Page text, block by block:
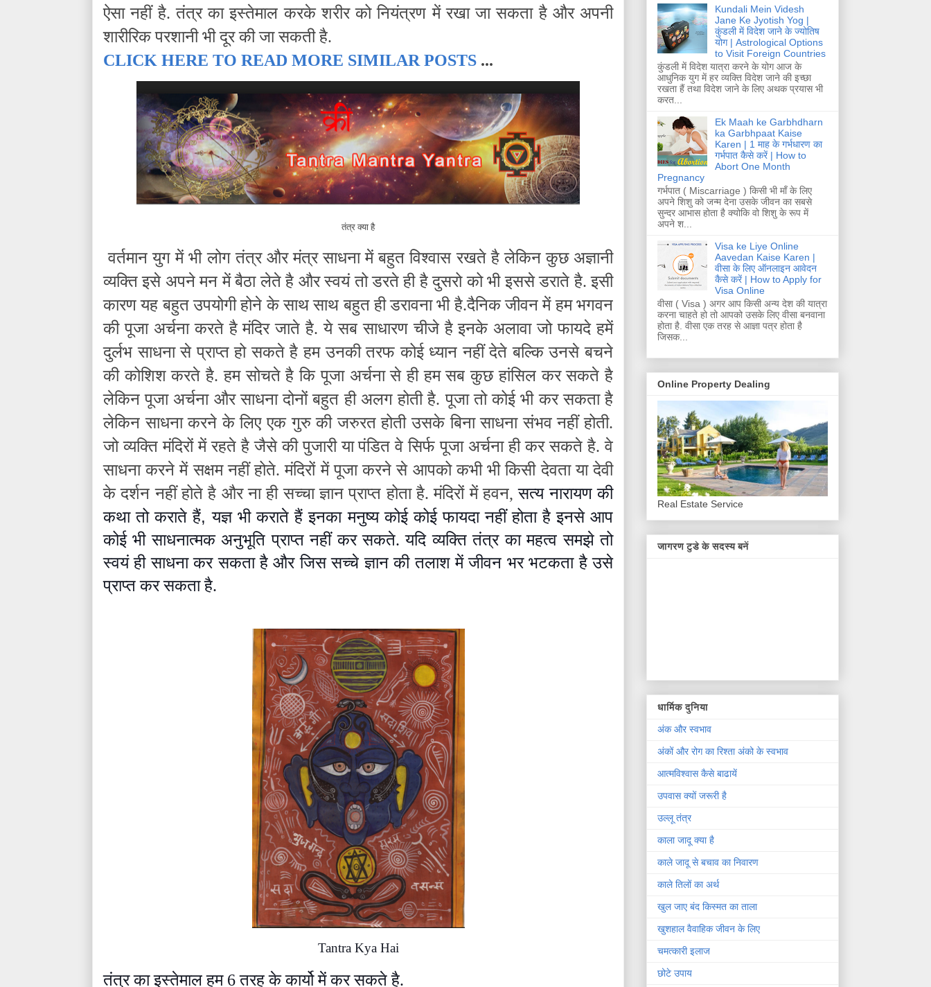
ऐसा नहीं है. तंत्र का इस्तेमाल करके शरीर को नियंत्रण में रखा जा सकता है और अपनी
शारीरिक परशानी भी दूर की जा सकती है.
CLICK HERE TO READ MORE SIMILAR POSTS ...
तंत्र क्या है
वर्तमान युग में भी लोग तंत्र और मंत्र साधना में बहुत विश्वास रखते है लेकिन कुछ अज्ञानी
व्यक्ति इसे अपने मन में बैठा लेते है और स्वयं तो डरते ही है दुसरो को भी इससे डराते है. इसी
कारण यह बहुत उपयोगी होने के साथ साथ बहुत ही डरावना भी है.दैनिक जीवन में हम भगवन
की पूजा अर्चना करते है मंदिर जाते है. ये सब साधारण चीजे है इनके अलावा जो फायदे हमें
दुर्लभ साधना से प्राप्त हो सकते है हम उनकी तरफ कोई ध्यान नहीं देते बल्कि उनसे बचने
की कोशिश करते है. हम सोचते है कि पूजा अर्चना से ही हम सब कुछ हांसिल कर सकते है
लेकिन पूजा अर्चना और साधना दोनों बहुत ही अलग होती है. पूजा तो कोई भी कर सकता है
लेकिन साधना करने के लिए एक गुरु की जरुरत होती उसके बिना साधना संभव नहीं होती.
जो व्यक्ति मंदिरों में रहते है जैसे की पुजारी या पंडित वे सिर्फ पूजा अर्चना ही कर सकते है. वे
साधना करने में सक्षम नहीं होते. मंदिरों में पूजा करने से आपको कभी भी किसी देवता या देवी
के दर्शन नहीं होते है और ना ही सच्चा ज्ञान प्राप्त होता है. मंदिरों में हवन,सत्यनारायण की
कथा तो कराते हैं,यज्ञ भी कराते हैं इनका मनुष्य कोई कोई फायदा नहीं होता है इनसे आप
कोई भी साधनात्मक अनुभूति प्राप्त नहीं कर सकते. यदि व्यक्ति तंत्र का महत्व समझे तो
स्वयं ही साधना कर सकता है और जिस सच्चे ज्ञान की तलाश में जीवन भर भटकता है उसे
प्राप्त कर सकता है.
Tantra Kya Hai
तंत्र का इस्तेमाल हम 6 तरह के कार्यो में कर सकते है.
Kundali Mein Videsh
Jane Ke Jyotish Yog |
कुंडली में विदेश जाने के ज्योतिष
योग | Astrological Options
to Visit Foreign Countries
कुंडली में विदेश यात्रा करने के योग आज के
आधुनिक युग में हर व्यक्ति विदेश जाने की इच्छा
रखता हैं तथा विदेश जाने के लिए अथक प्रयास भी
करत...
Ek Maah ke Garbhdharn
ka Garbhpaat Kaise
Karen | 1 माह के गर्भधारण का
गर्भपात कैसे करें | How to
Abort One Month
Pregnancy
गर्भपात ( Miscarriage ) किसी भी माँ के लिए
अपने शिशु को जन्म देना उसके जीवन का सबसे
सुन्दर आभास होता है क्योकि वो शिशु के रूप में
अपने श...
Visa ke Liye Online
Aavedan Kaise Karen |
वीसा के लिए ऑनलाइन आवेदन
कैसे करें | How to Apply for
Visa Online
वीसा ( Visa ) अगर आप किसी अन्य देश की यात्रा
करना चाहते हो तो आपको उसके लिए वीसा बनवाना
होता है. वीसा एक तरह से आज्ञा पत्र होता है
जिसक...
Online Property Dealing
Real Estate Service
जागरण टुडे के सदस्य बनें
धार्मिक दुनिया
अंक और स्वभाव
अंकों और रोग का रिश्ता अंको के स्वभाव
आत्मविश्वास कैसे बाढायें
उपवास क्यों जरूरी है
उल्लू तंत्र
काला जादू क्या है
काले जादू से बचाव का निवारण
काले तिलों का अर्थ
खुल जाए बंद किस्मत का ताला
खुशहाल वैवाहिक जीवन के लिए
चमत्कारी इलाज
छोटे उपाय